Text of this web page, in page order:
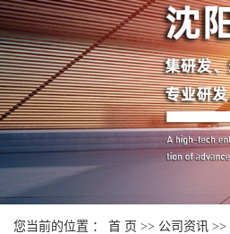
您当前的位置 ： 首 页 >> 公司资讯 >>